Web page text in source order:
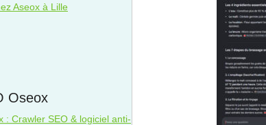
Aseox à Lille
Oseox
: Crawler SEO & logiciel anti-